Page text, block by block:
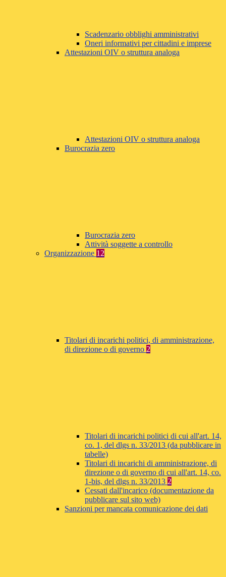
Scadenzario obblighi amministrativi
Oneri informativi per cittadini e imprese
Attestazioni OIV o struttura analoga
Attestazioni OIV o struttura analoga
Burocrazia zero
Burocrazia zero
Attività soggette a controllo
Organizzazione 12
Titolari di incarichi politici, di amministrazione,
di direzione o di governo 2
Titolari di incarichi politici di cui all'art. 14,
co. 1, del dlgs n. 33/2013 (da pubblicare in
tabelle)
Titolari di incarichi di amministrazione, di
direzione o di governo di cui all'art. 14, co.
1-bis, del dlgs n. 33/2013 2
Cessati dall'incarico (documentazione da
pubblicare sul sito web)
Sanzioni per mancata comunicazione dei dati